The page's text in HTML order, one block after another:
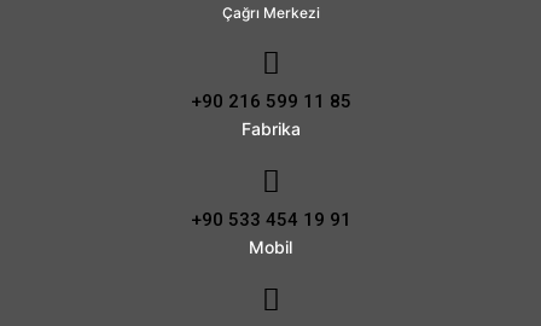
Çağrı Merkezi
+90 216 599 11 85
Fabrika
+90 533 454 19 91
Mobil